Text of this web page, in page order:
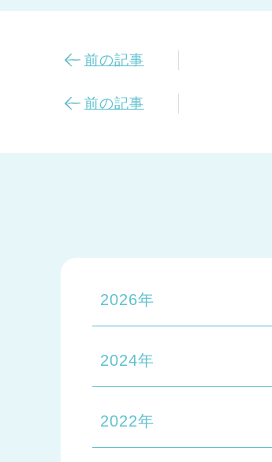
前の記事
前の記事
2026年
2024年
2022年